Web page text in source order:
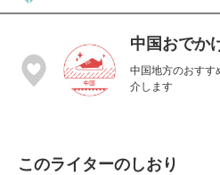
中国おでか
中国地方のおすす
介します
このライターのしおり